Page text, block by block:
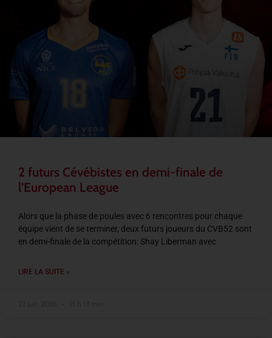
2 futurs Cévébistes en demi-finale de
l’European League
Alors que la phase de poules avec 6 rencontres pour chaque
équipe vient de se terminer, deux futurs joueurs du CVB52 sont
en demi-finale de la compétition: Shay Liberman avec
LIRE LA SUITE »